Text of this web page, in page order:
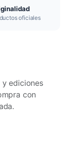
oficiales
y ediciones
con